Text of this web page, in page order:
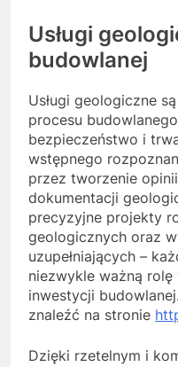
Usługi
budowlanej
Usługi geologiczne
procesu
bezpieczeństwo i
wstępnego
przez tworzenie
dokumentacji
precyzyjne projekty
geologicznych oraz
uzupełniających –
niezwykle ważną rolę
inwestycji
znaleźć na stronie
Dzięki rzetelnym i